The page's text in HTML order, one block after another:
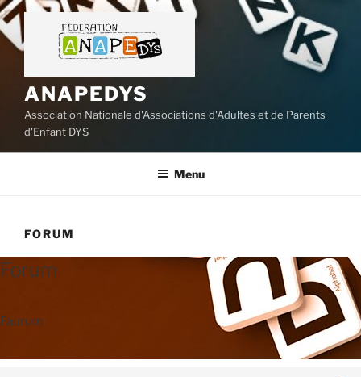
Aller
au
contenu
ANAPEDYS
Association Nationale d'Associations d'Adultes et de Parents
d'Enfant DYS
Menu
FORUM
Forum
Faurum